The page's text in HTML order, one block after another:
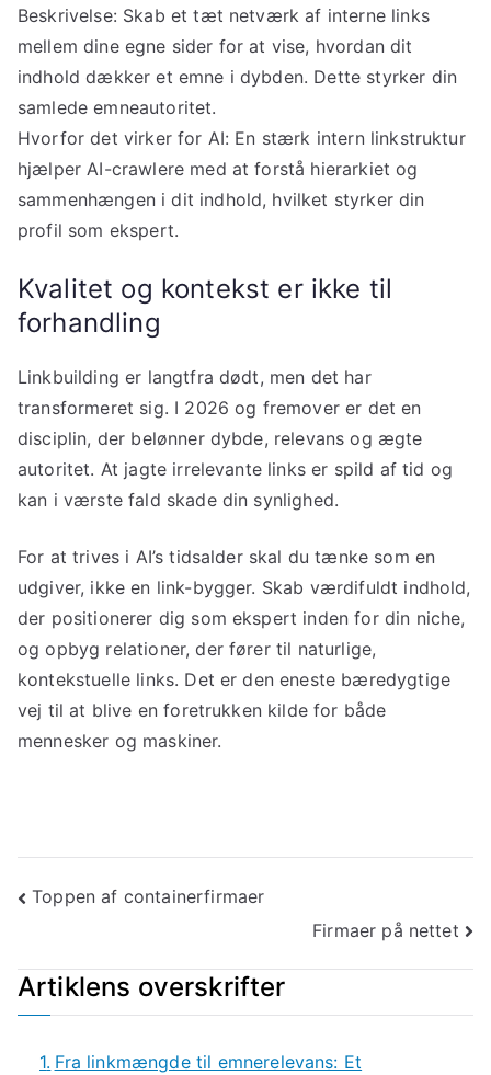
Beskrivelse: Skab et tæt netværk af interne links
mellem dine egne sider for at vise, hvordan dit
indhold dækker et emne i dybden. Dette styrker din
samlede emneautoritet.
Hvorfor det virker for AI: En stærk intern linkstruktur
hjælper AI-crawlere med at forstå hierarkiet og
sammenhængen i dit indhold, hvilket styrker din
profil som ekspert.
Kvalitet og kontekst er ikke til
forhandling
Linkbuilding er langtfra dødt, men det har
transformeret sig. I 2026 og fremover er det en
disciplin, der belønner dybde, relevans og ægte
autoritet. At jagte irrelevante links er spild af tid og
kan i værste fald skade din synlighed.
For at trives i AI’s tidsalder skal du tænke som en
udgiver, ikke en link-bygger. Skab værdifuldt indhold,
der positionerer dig som ekspert inden for din niche,
og opbyg relationer, der fører til naturlige,
kontekstuelle links. Det er den eneste bæredygtige
vej til at blive en foretrukken kilde for både
mennesker og maskiner.
Indlægsnavigation
Toppen af containerfirmaer
Firmaer på nettet
Artiklens overskrifter
Fra linkmængde til emnerelevans: Et